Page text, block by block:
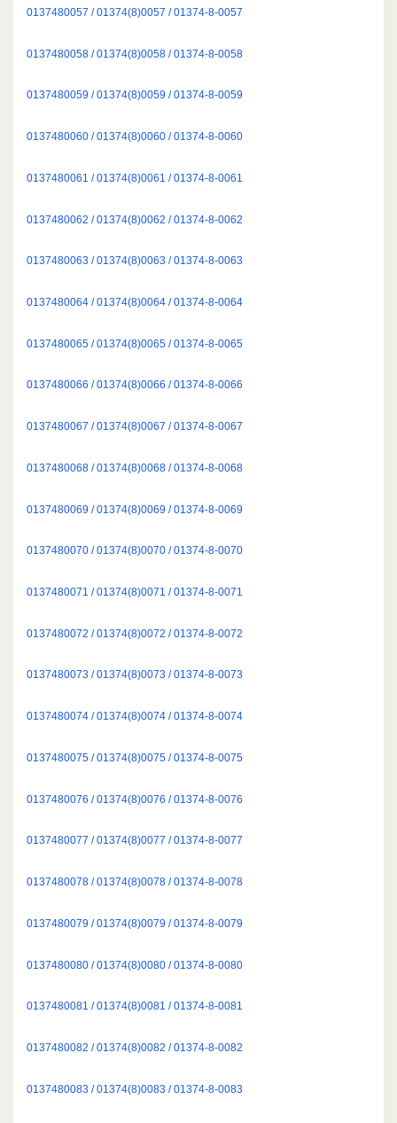
0137480057 / 01374(8)0057 / 01374-8-0057
0137480058 / 01374(8)0058 / 01374-8-0058
0137480059 / 01374(8)0059 / 01374-8-0059
0137480060 / 01374(8)0060 / 01374-8-0060
0137480061 / 01374(8)0061 / 01374-8-0061
0137480062 / 01374(8)0062 / 01374-8-0062
0137480063 / 01374(8)0063 / 01374-8-0063
0137480064 / 01374(8)0064 / 01374-8-0064
0137480065 / 01374(8)0065 / 01374-8-0065
0137480066 / 01374(8)0066 / 01374-8-0066
0137480067 / 01374(8)0067 / 01374-8-0067
0137480068 / 01374(8)0068 / 01374-8-0068
0137480069 / 01374(8)0069 / 01374-8-0069
0137480070 / 01374(8)0070 / 01374-8-0070
0137480071 / 01374(8)0071 / 01374-8-0071
0137480072 / 01374(8)0072 / 01374-8-0072
0137480073 / 01374(8)0073 / 01374-8-0073
0137480074 / 01374(8)0074 / 01374-8-0074
0137480075 / 01374(8)0075 / 01374-8-0075
0137480076 / 01374(8)0076 / 01374-8-0076
0137480077 / 01374(8)0077 / 01374-8-0077
0137480078 / 01374(8)0078 / 01374-8-0078
0137480079 / 01374(8)0079 / 01374-8-0079
0137480080 / 01374(8)0080 / 01374-8-0080
0137480081 / 01374(8)0081 / 01374-8-0081
0137480082 / 01374(8)0082 / 01374-8-0082
0137480083 / 01374(8)0083 / 01374-8-0083